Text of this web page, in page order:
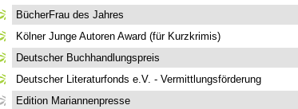
BücherFrau des Jahres
Kölner Junge Autoren Award (für Kurzkrimis)
Deutscher Buchhandlungspreis
Deutscher Literaturfonds e.V. - Vermittlungsförderung
Edition Mariannenpresse